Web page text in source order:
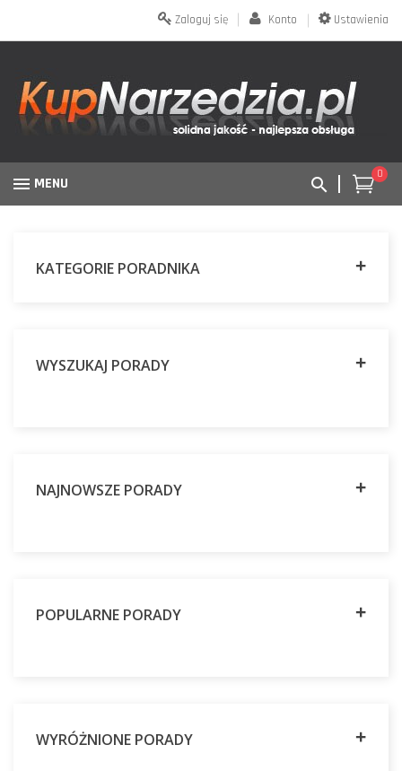
Ustawienia
Konto
Zaloguj się
0
MENU
KATEGORIE PORADNIKA
WYSZUKAJ PORADY
NAJNOWSZE PORADY
POPULARNE PORADY
WYRÓŻNIONE PORADY